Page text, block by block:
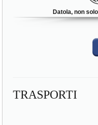
Datola, non
TRASPORTI